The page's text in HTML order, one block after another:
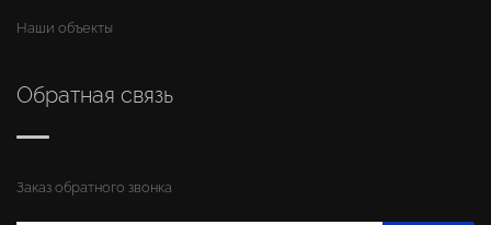
Наши объекты
Обратная связь
Заказ обратного звонка